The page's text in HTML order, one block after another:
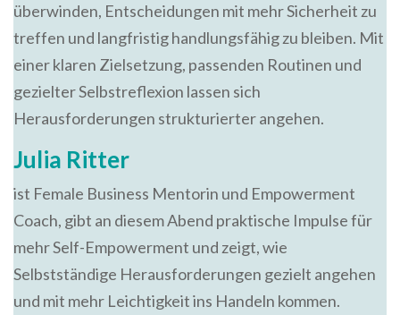
überwinden, Entscheidungen mit mehr Sicherheit zu
treffen und langfristig handlungsfähig zu bleiben. Mit
einer klaren Zielsetzung, passenden Routinen und
gezielter Selbstreflexion lassen sich
Herausforderungen strukturierter angehen.
Julia Ritter
ist Female Business Mentorin und Empowerment
Coach, gibt an diesem Abend praktische Impulse für
mehr Self-Empowerment und zeigt, wie
Selbstständige Herausforderungen gezielt angehen
und mit mehr Leichtigkeit ins Handeln kommen.